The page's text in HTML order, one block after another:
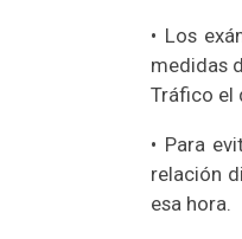
• Los
medidas
Tráfico el
• Para
relación
esa hora.